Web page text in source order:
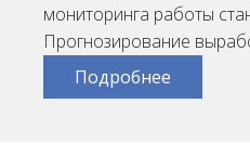
мониторинга работы
Прогнозирование
Подробнее